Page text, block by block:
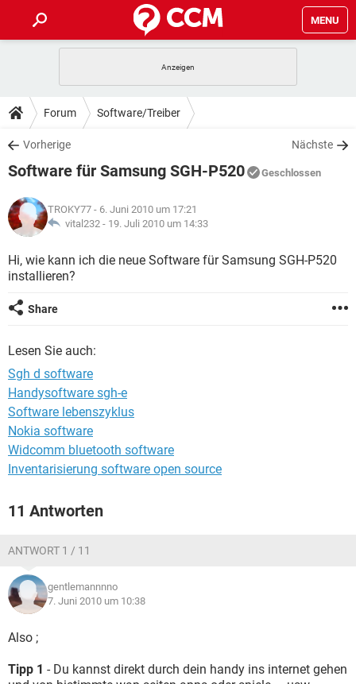
MENU
ANDROID IOS
WINDOWS 10
WHATSAPP TIKTOK
FACEBOOK
TIPPS & TRICKS
SPIELE
WHATSAPP TIKTOK
FACEBOOK
DOWNLOADS
SPIELE STREAMING
ANDROID
WINDOWS 10 INSTAGRAM
WHATSAPP TIKTOK
FACEBOOK
SPIELE STREAMING
ANDROID
WINDOWS 10 INSTAGRAM
LEXIKON
SPIELE STREAMING
ANDROID
WINDOWS 10
Forum Software/Treiber
Vorherige Nächste
Software für Samsung SGH-P520 Geschlossen
TROKY77 - 6. Juni 2010 um 17:21
vital232 - 19. Juli 2010 um 14:33
Hi, wie kann ich die neue Software für Samsung SGH-P520
installieren?
Share
Lesen Sie auch:
Sgh d software
Handysoftware sgh-e
Software lebenszyklus
Nokia software
Widcomm bluetooth software
Inventarisierung software open source
11 Antworten
ANTWORT 1 / 11
gentlemannnno
7. Juni 2010 um 10:38
Also ;
Tipp 1 - Du kannst direkt durch dein handy ins internet gehen